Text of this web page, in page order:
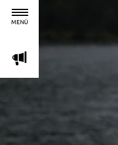
MENÜ
m